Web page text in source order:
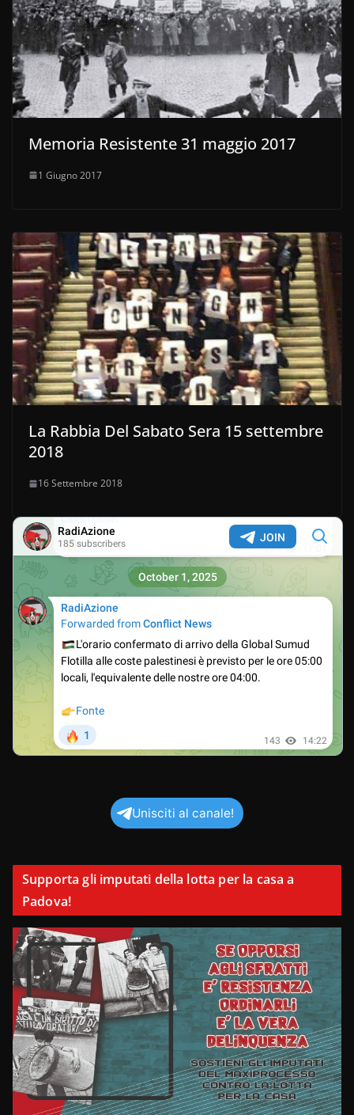
Memoria Resistente 31 maggio 2017
1 Giugno 2017
La Rabbia Del Sabato Sera 15 settembre
2018
16 Settembre 2018
Unisciti al canale!
Supporta gli imputati della lotta per la casa a
Padova!